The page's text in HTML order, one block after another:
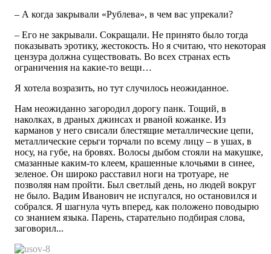
– А когда закрывали «Рублева», в чем вас упрекали?
– Его не закрывали. Сокращали. Не принято было тогда
показывать эротику, жестокость. Но я считаю, что некоторая
цензура должна существовать. Во всех странах есть
ограничения на какие-то вещи…
Я хотела возразить, но тут случилось неожиданное.
Нам неожиданно загородил дорогу панк. Тощий, в
наколках, в драных джинсах и рваной кожанке. Из
карманов у него свисали блестящие металлические цепи,
металлические серьги торчали по всему лицу – в ушах, в
носу, на губе, на бровях. Волосы дыбом стояли на макушке,
смазанные каким-то клеем, крашенные клочьями в синее,
зеленое. Он широко расставил ноги на тротуаре, не
позволяя нам пройти. Был светлый день, но людей вокруг
не было. Вадим Иванович не испугался, но остановился и
собрался. Я шагнула чуть вперед, как положено поводырю
со знанием языка. Парень, старательно подбирая слова,
заговорил...